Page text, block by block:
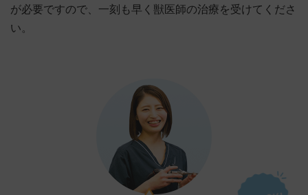
が必要ですので、一刻も早く獣医師の治療を受けてくださ
い。